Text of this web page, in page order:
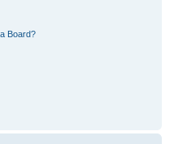
Board?